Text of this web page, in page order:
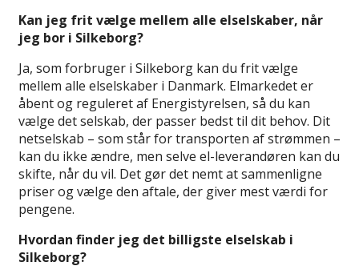
Kan jeg frit vælge mellem alle elselskaber, når
jeg bor i Silkeborg?
Ja, som forbruger i Silkeborg kan du frit vælge
mellem alle elselskaber i Danmark. Elmarkedet er
åbent og reguleret af Energistyrelsen, så du kan
vælge det selskab, der passer bedst til dit behov. Dit
netselskab – som står for transporten af strømmen –
kan du ikke ændre, men selve el-leverandøren kan du
skifte, når du vil. Det gør det nemt at sammenligne
priser og vælge den aftale, der giver mest værdi for
pengene.
Hvordan finder jeg det billigste elselskab i
Silkeborg?